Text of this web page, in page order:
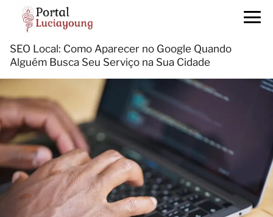
SEO Local: Como Aparecer no Google Quando
Alguém Busca Seu Serviço na Sua Cidade